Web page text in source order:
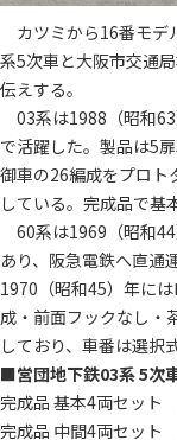
カツミから16番モデ
系5次車と大阪市交通
伝えする。
03系は1988（昭和
で活躍した。製品は5
御車の26編成をプロト
している。完成品で基
60系は1969（昭和
あり、阪急電鉄へ直通
1970（昭和45）年に
成・前面フックなし・
しており、車番は選択
■営団地下鉄03系 5次
完成品 基本4両セット
完成品 中間4両セット